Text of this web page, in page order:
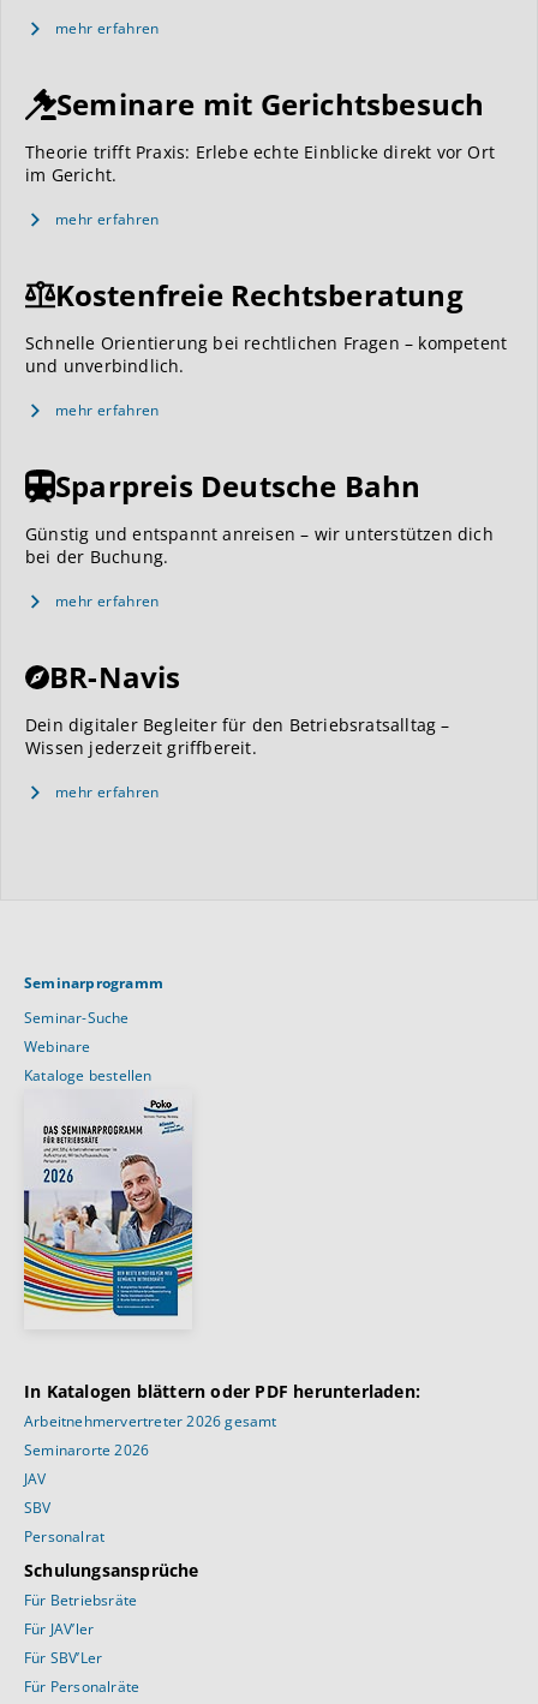
mehr erfahren
Seminare mit Gerichtsbesuch
Theorie trifft Praxis: Erlebe echte Einblicke direkt vor Ort
im Gericht.
mehr erfahren
Kostenfreie Rechtsberatung
Schnelle Orientierung bei rechtlichen Fragen – kompetent
und unverbindlich.
mehr erfahren
Sparpreis Deutsche Bahn
Günstig und entspannt anreisen – wir unterstützen dich
bei der Buchung.
mehr erfahren
BR-Navis
Dein digitaler Begleiter für den Betriebsratsalltag –
Wissen jederzeit griffbereit.
mehr erfahren
Seminarprogramm
Seminar-Suche
Webinare
Kataloge bestellen
In Katalogen blättern oder PDF herunterladen:
Arbeitnehmervertreter 2026 gesamt
Seminarorte 2026
JAV
SBV
Personalrat
Schulungsansprüche
Für Betriebsräte
Für JAV’ler
Für SBV’Ler
Für Personalräte